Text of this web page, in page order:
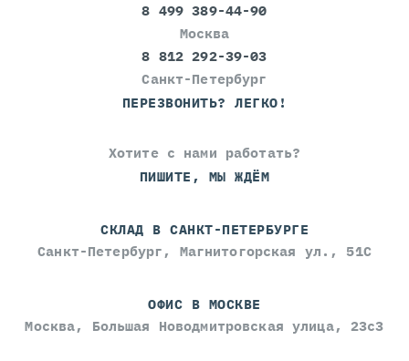
8 499 389-44-90
Москва
8 812 292-39-03
Санкт-Петербург
ПЕРЕЗВОНИТЬ? ЛЕГКО!
Хотите с нами работать?
ПИШИТЕ, МЫ ЖДЁМ
СКЛАД В САНКТ-ПЕТЕРБУРГЕ
Санкт-Петербург, Магнитогорская ул., 51С
ОФИС В МОСКВЕ
Москва, Большая Новодмитровская улица, 23с3